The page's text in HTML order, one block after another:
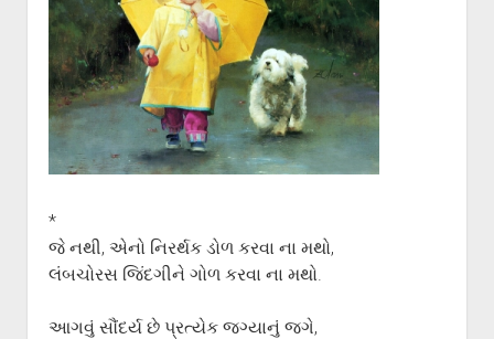
ગીત, પ્રાર્થના અને ભજન
અન્ય રચનાઓ
વધુ માહિતી
open
dropdown
menu
ગુજરાતી સાહિત્ય-જગત
આપના પ્રતિભાવો
Privacy Policy
*
જે નથી, એનો નિરર્થક ડોળ કરવા ના મથો,
લંબચોરસ જિંદગીને ગોળ કરવા ના મથો.
આગવું સૌંદર્ય છે પ્રત્યેક જગ્યાનું જગે,